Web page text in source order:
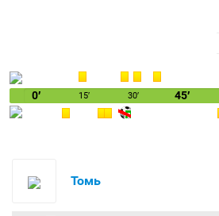
0′ 15′ 30′ 45′
Томь